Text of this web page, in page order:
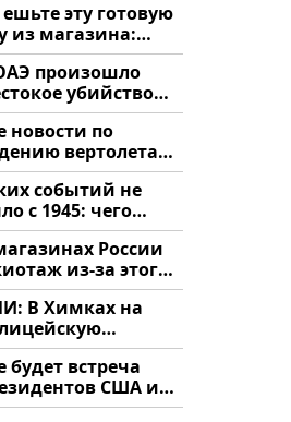
эту готовую
из магазина:
произошло
убийство
новости по
вертолета
читать
событий не
с 1945: чего
всем нам?
России
из-за этого
что купить?
В Химках на
напали и
будет встреча
США и
Европа?